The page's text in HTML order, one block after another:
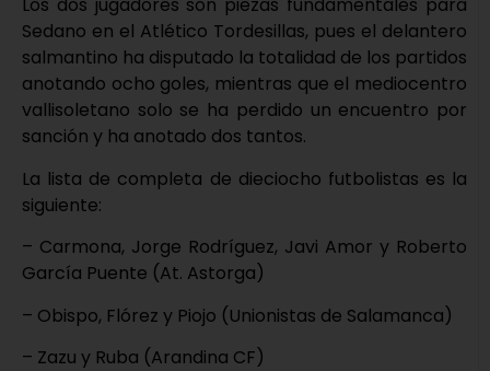
Los dos jugadores son piezas fundamentales para
Sedano en el Atlético Tordesillas, pues el delantero
salmantino ha disputado la totalidad de los partidos
anotando ocho goles, mientras que el mediocentro
vallisoletano solo se ha perdido un encuentro por
sanción y ha anotado dos tantos.
La lista de completa de dieciocho futbolistas es la
siguiente:
– Carmona, Jorge Rodríguez, Javi Amor y Roberto
García Puente (At. Astorga)
– Obispo, Flórez y Piojo (Unionistas de Salamanca)
– Zazu y Ruba (Arandina CF)